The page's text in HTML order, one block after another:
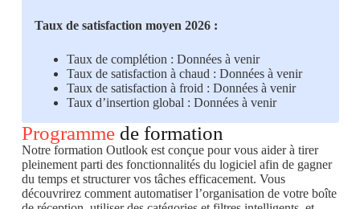
Taux de satisfaction moyen 2026 :
Taux de complétion : Données à venir
Taux de satisfaction à chaud : Données à venir
Taux de satisfaction à froid : Données à venir
Taux d’insertion global : Données à venir
Programmede formation
Notre formation Outlook est conçue pour vous aider à tirer
pleinement parti des fonctionnalités du logiciel afin de gagner
du temps et structurer vos tâches efficacement. Vous
découvrirez comment automatiser l’organisation de votre boîte